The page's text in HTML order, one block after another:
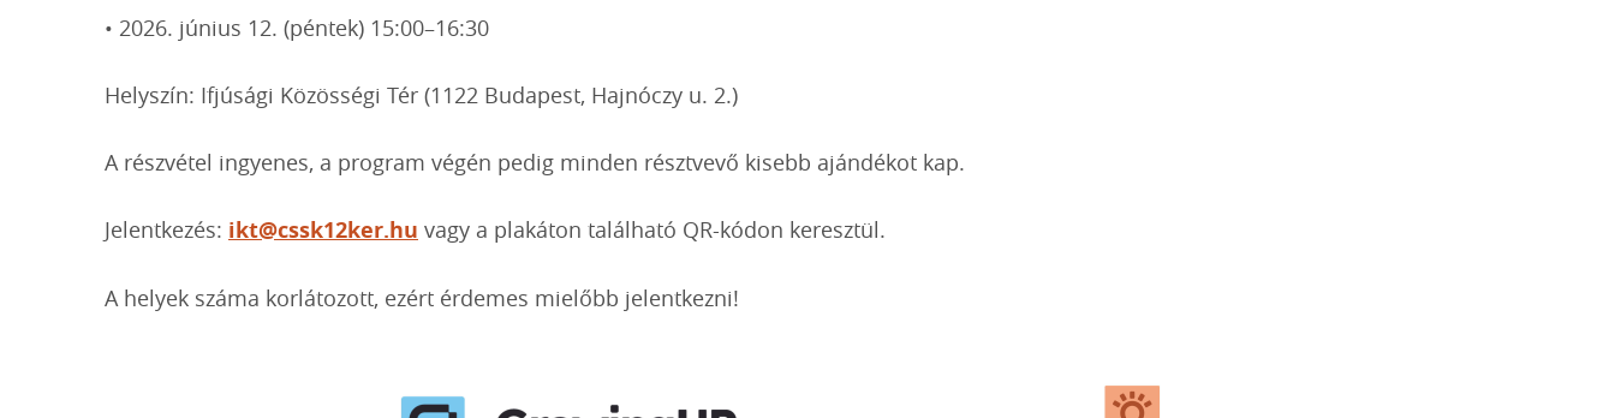
• 2026. június 12. (péntek) 15:00–16:30
Helyszín: Ifjúsági Közösségi Tér (1122 Budapest, Hajnóczy u. 2.)
A részvétel ingyenes, a program végén pedig minden résztvevő kisebb ajándékot kap.
Jelentkezés: ikt@cssk12ker.hu vagy a plakáton található QR-kódon keresztül.
A helyek száma korlátozott, ezért érdemes mielőbb jelentkezni!